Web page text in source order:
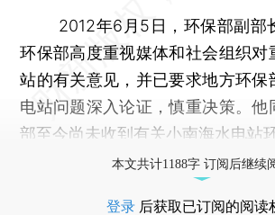
2012年6月5日，环保部副部
环保部高度重视媒体和社会组织对
站的有关意见，并已要求地方环保
电站问题深入论证，慎重决策。他
部至今尚未收到有关小南海水电站
本文共计1188字 订阅后继续
登录 后获取已订阅的阅读